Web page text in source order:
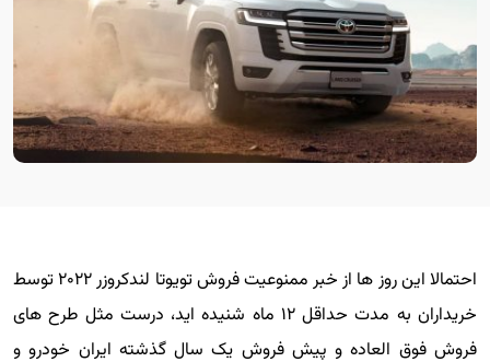
احتمالا این روز ها از خبر ممنوعیت فروش تویوتا لندکروزر ۲۰۲۲ توسط
خریداران به مدت حداقل ۱۲ ماه شنیده اید، درست مثل طرح های
فروش فوق العاده و پیش فروش یک سال گذشته ایران خودرو و